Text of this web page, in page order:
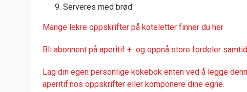
Serveres med brød.
Mange lekre oppskrifter på koteletter finner du her
Bli abonnent på aperitif + og oppnå store fordeler
Lag din egen personlige kokebok enten ved å legge
aperitif.nos oppskrifter eller komponere dine egne.